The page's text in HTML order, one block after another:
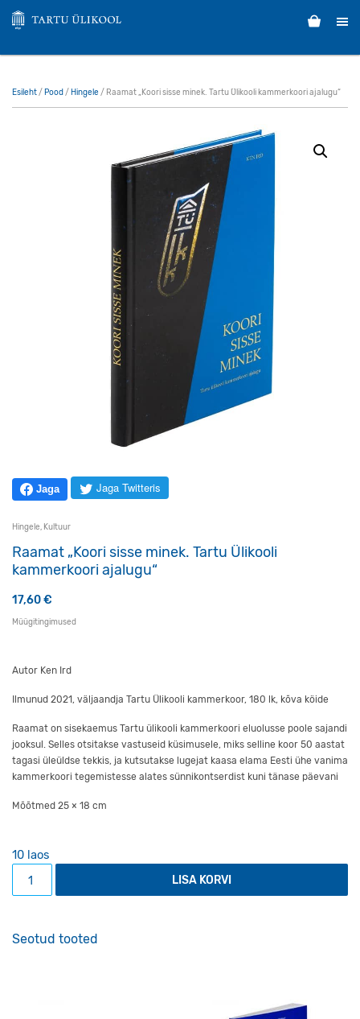
Esileht/ Pood / Hingele / Raamat „Koori sisse minek. Tartu Ülikooli kammerkoori ajalugu“
Jaga Jaga Twitteris
Hingele, Kultuur
Raamat „Koori sisse minek. Tartu Ülikooli
kammerkoori ajalugu“
17,60€
Müügitingimused
Autor Ken Ird
Ilmunud 2021, väljaandja Tartu Ülikooli kammerkoor, 180 lk, kõva köide
Raamat on sisekaemus Tartu ülikooli kammerkoori eluolusse poole sajandi
jooksul. Selles otsitakse vastuseid küsimusele, miks selline koor 50 aastat
tagasi üleüldse tekkis, ja kutsutakse lugejat kaasa elama Eesti ühe vanima
kammerkoori tegemistesse alates sünnikontserdist kuni tänase päevani
Mõõtmed 25 × 18 cm
10 laos
Raamat „Koori sisse minek. Tartu Ülikooli kammerkoori
LISA KORVI
Seotud tooted